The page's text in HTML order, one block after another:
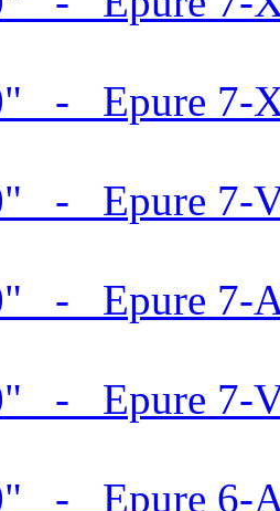
- Epure 7-
- Epure 7-
- Epure 7-
- Epure 7-
- Epure 6-